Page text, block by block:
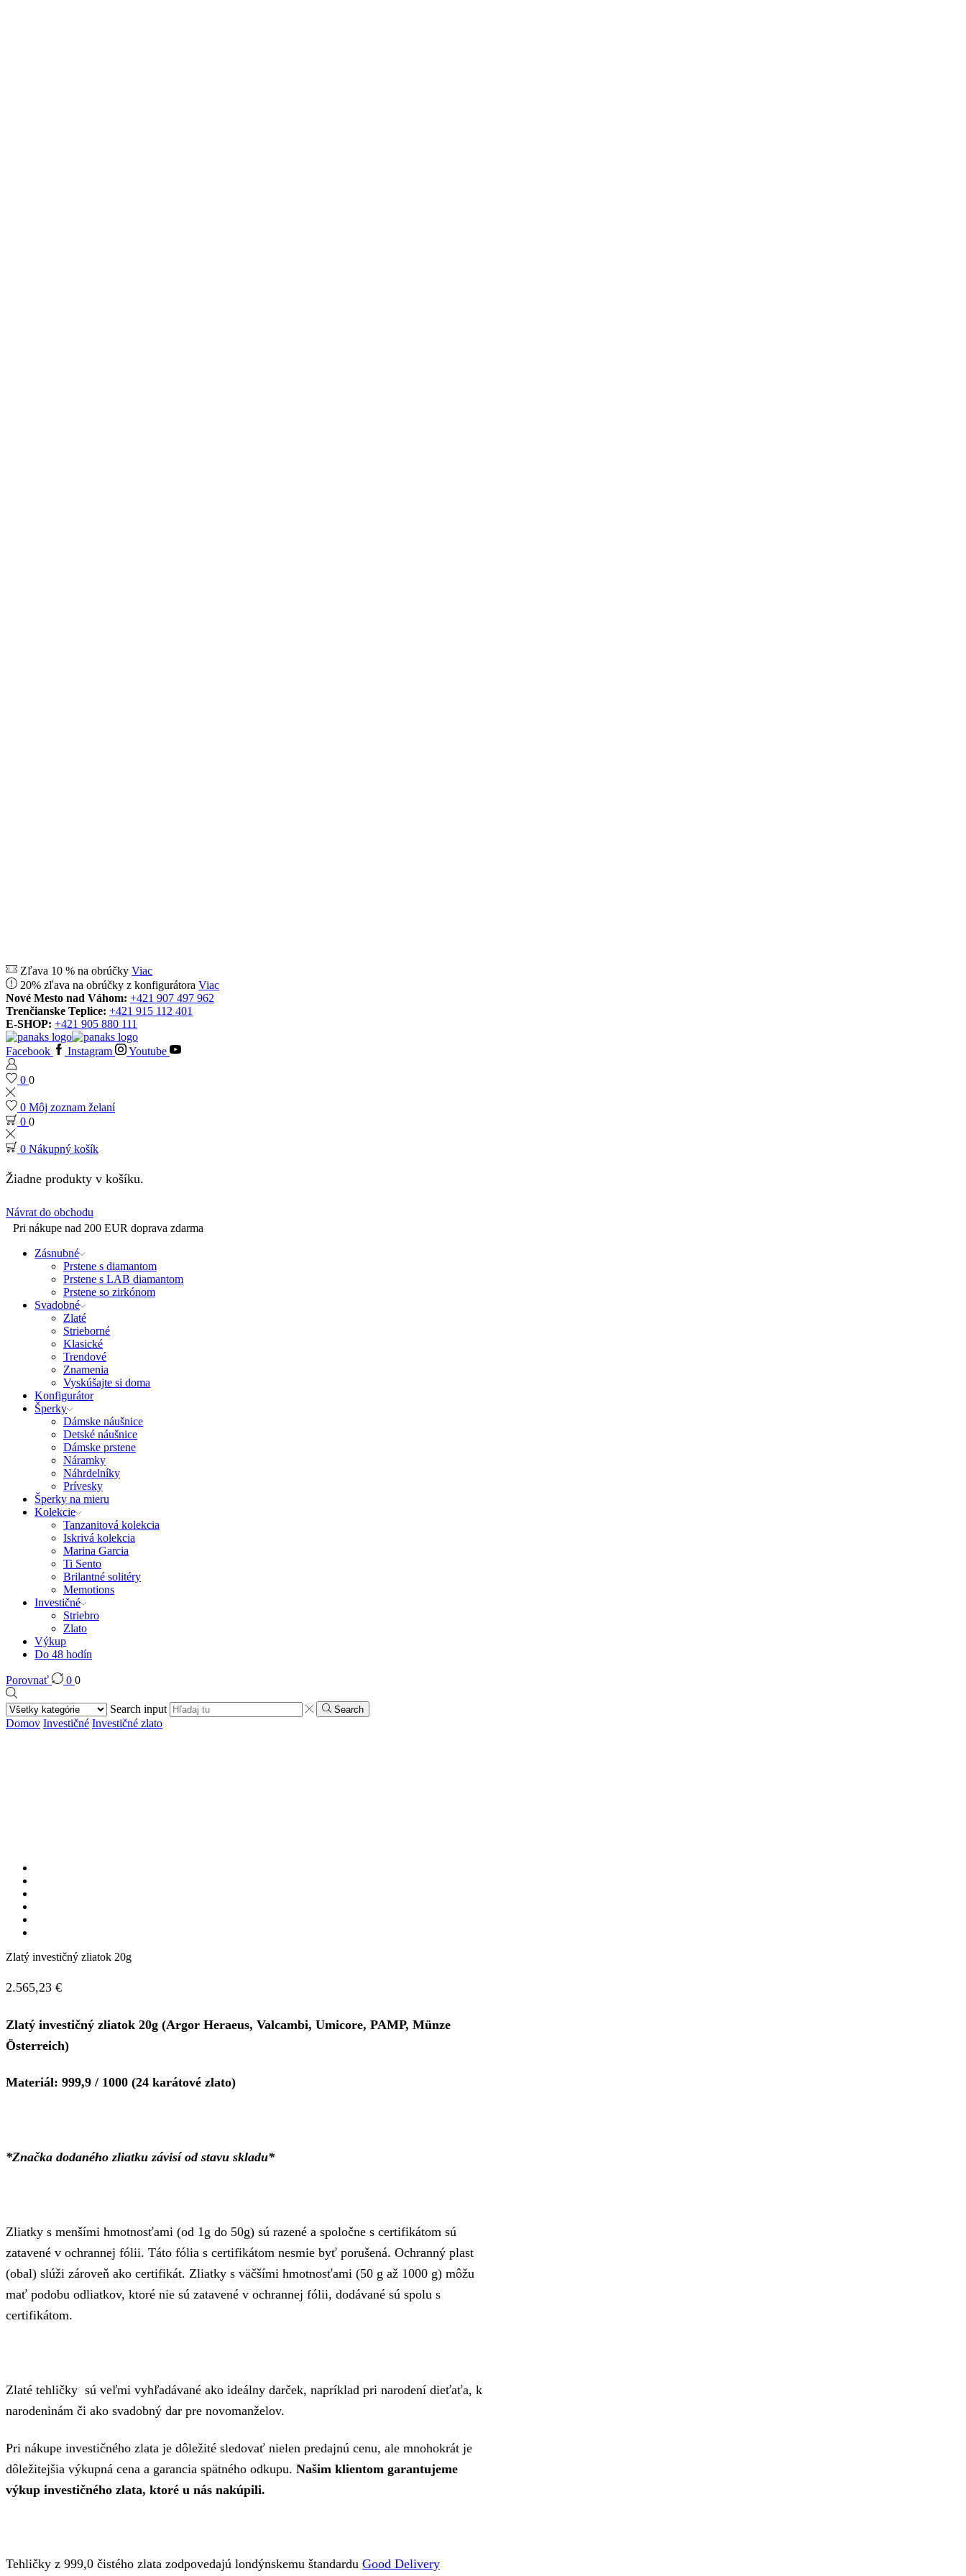
Zľava 10 % na obrúčky Viac
20% zľava na obrúčky z konfigurátora Viac
Nové Mesto nad Váhom: +421 907 497 962
Trenčianske Teplice: +421 915 112 401
E-SHOP: +421 905 880 111
Facebook Instagram Youtube
0 0
0 Môj zoznam želaní
0 0
0 Nákupný košík
Žiadne produkty v košíku.
Návrat do obchodu
Pri nákupe nad 200 EUR doprava zdarma
Zásnubné
Prstene s diamantom
Prstene s LAB diamantom
Prstene so zirkónom
Svadobné
Zlaté
Strieborné
Klasické
Trendové
Znamenia
Vyskúšajte si doma
Konfigurátor
Šperky
Dámske náušnice
Detské náušnice
Dámske prstene
Náramky
Náhrdelníky
Prívesky
Šperky na mieru
Kolekcie
Tanzanitová kolekcia
Iskrivá kolekcia
Marina Garcia
Ti Sento
Brilantné solitéry
Memotions
Investičné
Striebro
Zlato
Výkup
Do 48 hodín
Porovnať 0 0
Search input Search
Domov Investičné Investičné zlato
Zlatý investičný zliatok 20g
2.565,23 €
Zlatý investičný zliatok 20g (Argor Heraeus, Valcambi, Umicore, PAMP, Münze
Österreich)
Materiál: 999,9 / 1000 (24 karátové zlato)
*Značka dodaného zliatku závisí od stavu skladu*
Zliatky s menšími hmotnosťami (od 1g do 50g) sú razené a spoločne s certifikátom sú
zatavené v ochrannej fólii. Táto fólia s certifikátom nesmie byť porušená. Ochranný plast
(obal) slúži zároveň ako certifikát. Zliatky s väčšími hmotnosťami (50 g až 1000 g) môžu
mať podobu odliatkov, ktoré nie sú zatavené v ochrannej fólii, dodávané sú spolu s
certifikátom.
Zlaté tehličky sú veľmi vyhľadávané ako ideálny darček, napríklad pri narodení dieťaťa, k
narodeninám či ako svadobný dar pre novomanželov.
Pri nákupe investičného zlata je dôležité sledovať nielen predajnú cenu, ale mnohokrát je
dôležitejšia výkupná cena a garancia spätného odkupu. Našim klientom garantujeme
výkup investičného zlata, ktoré u nás nakúpili.
Tehličky z 999,0 čistého zlata zodpovedajú londýnskemu štandardu Good Delivery